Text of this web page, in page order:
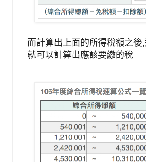
而計算出上面的所得稅額之
就可以計算出應該要繳的稅